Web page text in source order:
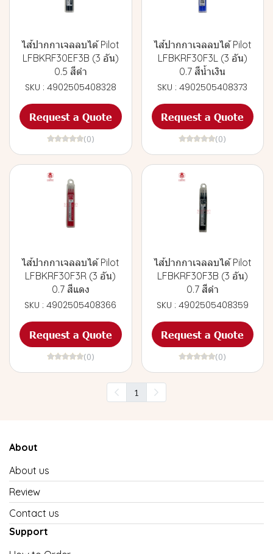
ไส้ปากกาเจลลบได้ Pilot
LFBKRF30EF3B (3 อัน)
0.5 สีดำ
SKU : 4902505408328
Request a Quote
(0)
ไส้ปากกาเจลลบได้ Pilot
LFBKRF30F3L (3 อัน)
0.7 สีน้ำเงิน
SKU : 4902505408373
Request a Quote
(0)
ไส้ปากกาเจลลบได้ Pilot
LFBKRF30F3R (3 อัน)
0.7 สีแดง
SKU : 4902505408366
Request a Quote
(0)
ไส้ปากกาเจลลบได้ Pilot
LFBKRF30F3B (3 อัน)
0.7 สีดำ
SKU : 4902505408359
Request a Quote
(0)
1
About
About us
Review
Contact us
Support